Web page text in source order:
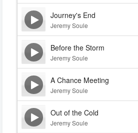
Journey's End
Jeremy Soule
Before the Storm
Jeremy Soule
A Chance Meeting
Jeremy Soule
Out of the Cold
Jeremy Soule